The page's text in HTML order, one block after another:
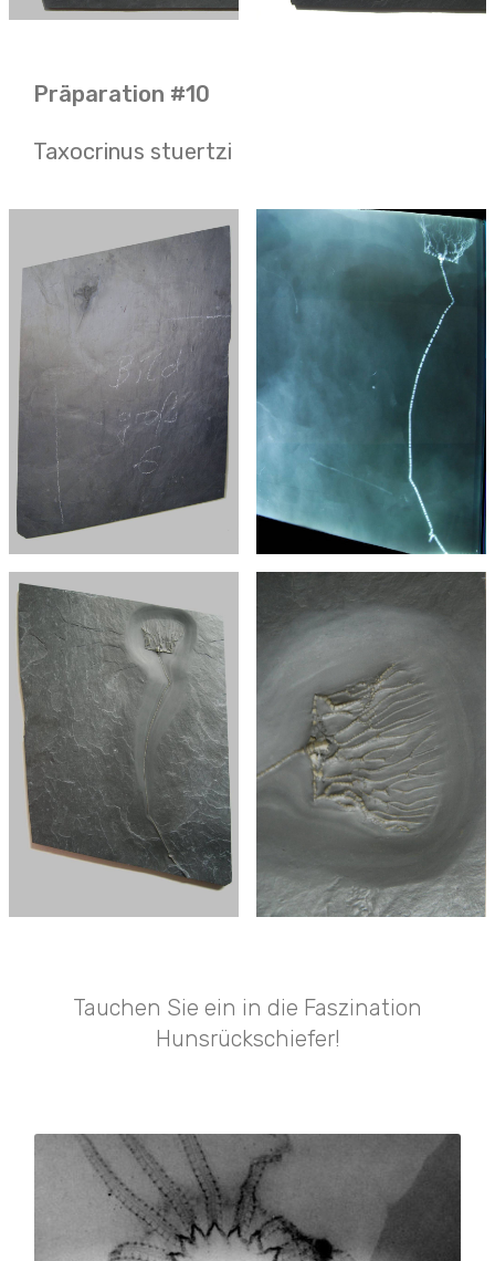
Präparation #10
Taxocrinus stuertzi
Tauchen Sie ein in die Faszination
Hunsrückschiefer!